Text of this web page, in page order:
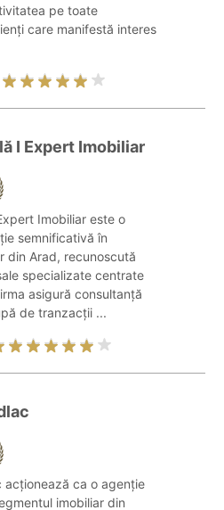
pe toate
care manifestă interes
I Expert Imobiliar
Imobiliar este o
semnificativă în
din Arad, recunoscută
specializate centrate
asigură consultanță
de tranzacții ...
acționează ca o agenție
imobiliar din